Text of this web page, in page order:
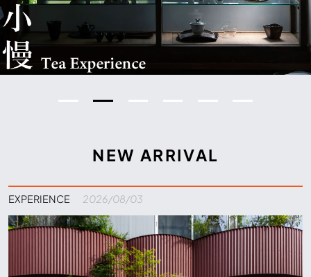
NEW ARRIVAL
EXPERIENCE 2026/08/03